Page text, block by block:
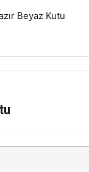
Beyaz Kutu